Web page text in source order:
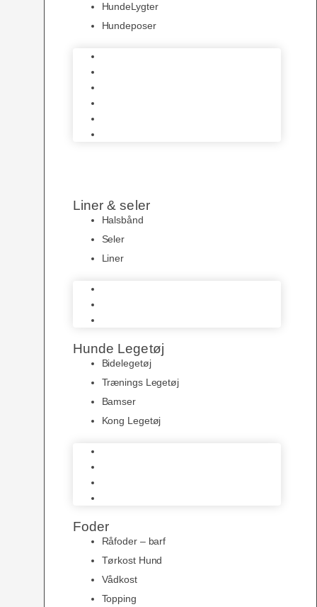
HundeLygter
Hundeposer
Liner & seler
Halsbånd
Seler
Liner
Hunde Legetøj
Bidelegetøj
Trænings Legetøj
Bamser
Kong Legetøj
Foder
Råfoder – barf
Tørkost Hund
Vådkost
Topping